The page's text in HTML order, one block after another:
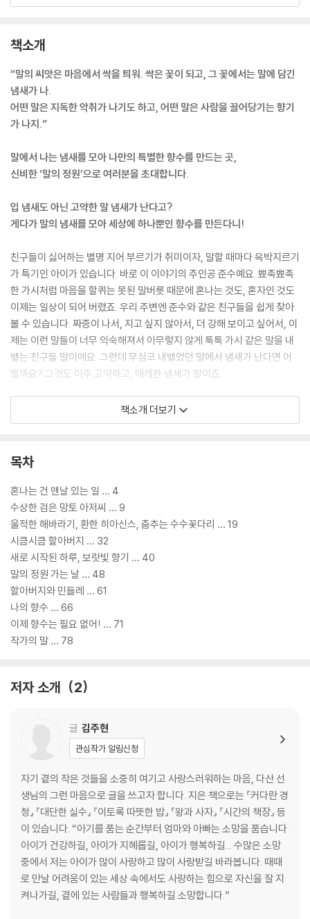
책소개
“말의 씨앗은 마음에서 싹을 틔워. 싹은 꽃이 되고, 그 꽃에서는 말에 담긴
냄새가 나.
어떤 말은 지독한 악취가 나기도 하고, 어떤 말은 사람을 끌어당기는 향기
가 나지.”
말에서 나는 냄새를 모아 나만의 특별한 향수를 만드는 곳,
신비한 ‘말의 정원’으로 여러분을 초대합니다.
입 냄새도 아닌 고약한 말 냄새가 난다고?
게다가 말의 냄새를 모아 세상에 하나뿐인 향수를 만든다니!
친구들이 싫어하는 별명 지어 부르기가 취미이자, 말할 때마다 윽박지르기
가 특기인 아이가 있습니다. 바로 이 이야기의 주인공 준수예요. 뾰족뾰족
한 가시처럼 마음을 할퀴는 못된 말버릇 때문에 혼나는 것도, 혼자인 것도
이제는 일상이 되어 버렸죠. 우리 주변엔 준수와 같은 친구들을 쉽게 찾아
볼 수 있습니다. 짜증이 나서, 지고 싶지 않아서, 더 강해 보이고 싶어서, 이
제는 이런 말들이 너무 익숙해져서 아무렇지 않게 툭툭 가시 같은 말을 내
뱉는 친구들 말이에요. 그런데 무심코 내뱉었던 말에서 냄새가 난다면 어
떨까요? 그것도 아주 고약하고, 매캐한 냄새가 말이죠.
여느 때처럼 놀이터에 혼자 남아 놀고 있던 준수에게 검은 망토를 입은 한
아저씨가 말을 걸어옵니다. 준수에게서 자신이 찾던 아주 쾨쾨하고 축축한
특별한 향수를 만든다고 합니다. 준수는 ‘말 냄새 수집가’라 소개하는 이 수
솟는 걸 느낍니다. 입 냄새, 발 냄새, 방귀 냄새는 들어봤어도 말 냄새는 태
어나 처음 들어보기 때문이죠. 정말 말 냄새라는 게 존재하는 걸까요? 말
냄새를 가지고 어떤 특별한 향수를 만든다는 걸까요?
책소개 더보기
목차
혼나는 건 맨날 있는 일 … 4
수상한 검은 망토 아저씨 … 9
울적한 해바라기, 환한 히아신스, 춤추는 수수꽃다리 … 19
시큼시큼 할아버지 … 32
새로 시작된 하루, 보랏빛 향기 … 40
말의 정원 가는 날 … 48
할아버지와 민들레 … 61
나의 향수 … 66
이제 향수는 필요 없어! … 71
작가의 말 … 78
저자 소개 2
글 김주현
관심작가 알림신청
자기 곁의 작은 것들을 소중히 여기고 사랑스러워하는 마음, 다산 선
생님의 그런 마음으로 글을 쓰고자 합니다. 지은 책으로는 『커다란 경
청』 『대단한 실수』 『이토록 따뜻한 밥』 『왕과 사자』 『시간의 책장』 등
이 있습니다. “아기를 품는 순간부터 엄마와 아빠는 소망을 품습니다.
아이가 건강하길, 아이가 지혜롭길, 아이가 행복하길... 수많은 소망
중에서 저는 아이가 많이 사랑하고 많이 사랑받길 바라봅니다. 때때
로 만날 어려움이 있는 세상 속에서도 사랑하는 힘으로 자신을 잘 지
켜나가길, 곁에 있는 사람들과 행복하길 소망합니다.”